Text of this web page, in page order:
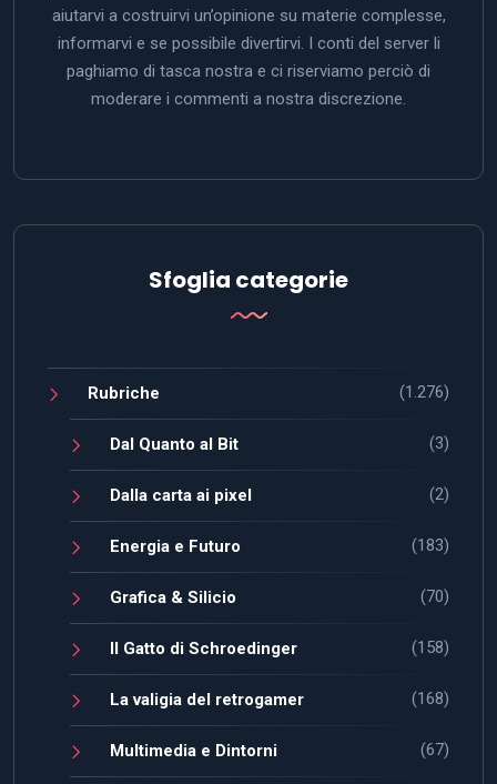
aiutarvi a costruirvi un’opinione su materie complesse,
informarvi e se possibile divertirvi. I conti del server li
paghiamo di tasca nostra e ci riserviamo perciò di
moderare i commenti a nostra discrezione.
Sfoglia categorie
Rubriche (1.276)
Dal Quanto al Bit (3)
Dalla carta ai pixel (2)
Energia e Futuro (183)
Grafica & Silicio (70)
Il Gatto di Schroedinger (158)
La valigia del retrogamer (168)
Multimedia e Dintorni (67)